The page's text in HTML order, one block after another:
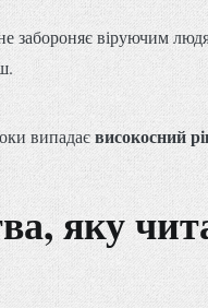
забороняє віруючим
випадаєвисокосний
яку